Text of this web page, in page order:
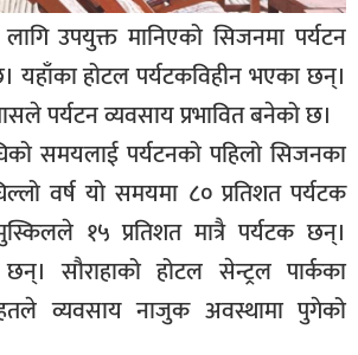
लागि उपयुक्त मानिएको सिजनमा पर्यटन
होटल पर्यटकविहीन भएका छन्।
पर्यटन व्यवसाय प्रभावित बनेको छ।
समयलाई पर्यटनको पहिलो सिजनका
वर्ष यो समयमा ८० प्रतिशत पर्यटक
१५ प्रतिशत मात्रै पर्यटक छन्।
सौराहाको होटल सेन्ट्रल पार्कका
व्यवसाय नाजुक अवस्थामा पुगेको